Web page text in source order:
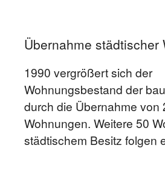
Übernahme städtischer
1990 vergrößert sich der
Wohnungsbestand der
durch die Übernahme von
Wohnungen. Weitere 50
städtischem Besitz folgen